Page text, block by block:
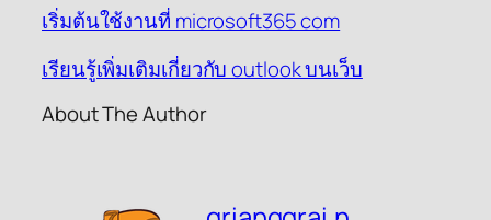
เริ่มต้นใช้งานที่ microsoft365 com
เรียนรู้เพิ่มเติมเกี่ยวกับ outlook บนเว็บ
About The Author